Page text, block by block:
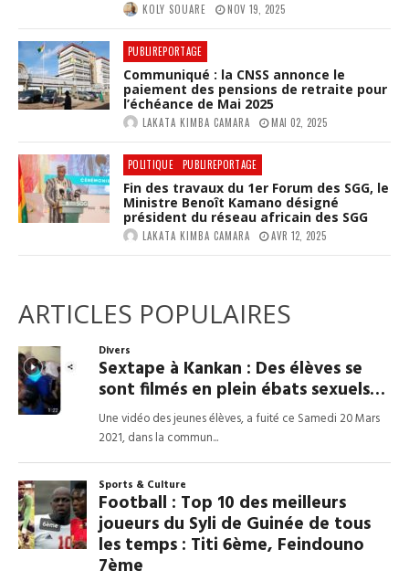
KOLY SOUARE NOV 19, 2025
PUBLIREPORTAGE
Communiqué : la CNSS annonce le
paiement des pensions de retraite pour
l’échéance de Mai 2025
LAKATA KIMBA CAMARA MAI 02, 2025
POLITIQUE PUBLIREPORTAGE
Fin des travaux du 1er Forum des SGG, le
Ministre Benoît Kamano désigné
président du réseau africain des SGG
LAKATA KIMBA CAMARA AVR 12, 2025
ARTICLES POPULAIRES